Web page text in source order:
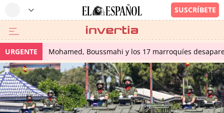
URGENTE Mohamed, Boussmahi y los 17 marroquíes